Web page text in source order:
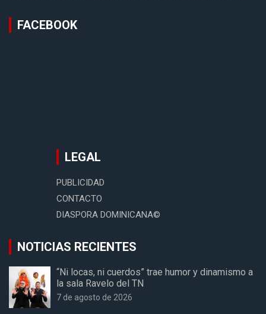
FACEBOOK
LEGAL
PUBLICIDAD
CONTACTO
DIASPORA DOMINICANA©
NOTICIAS RECIENTES
“Ni locas, ni cuerdos” trae humor y dinamismo a
la sala Ravelo del TN
7 de agosto de 2026